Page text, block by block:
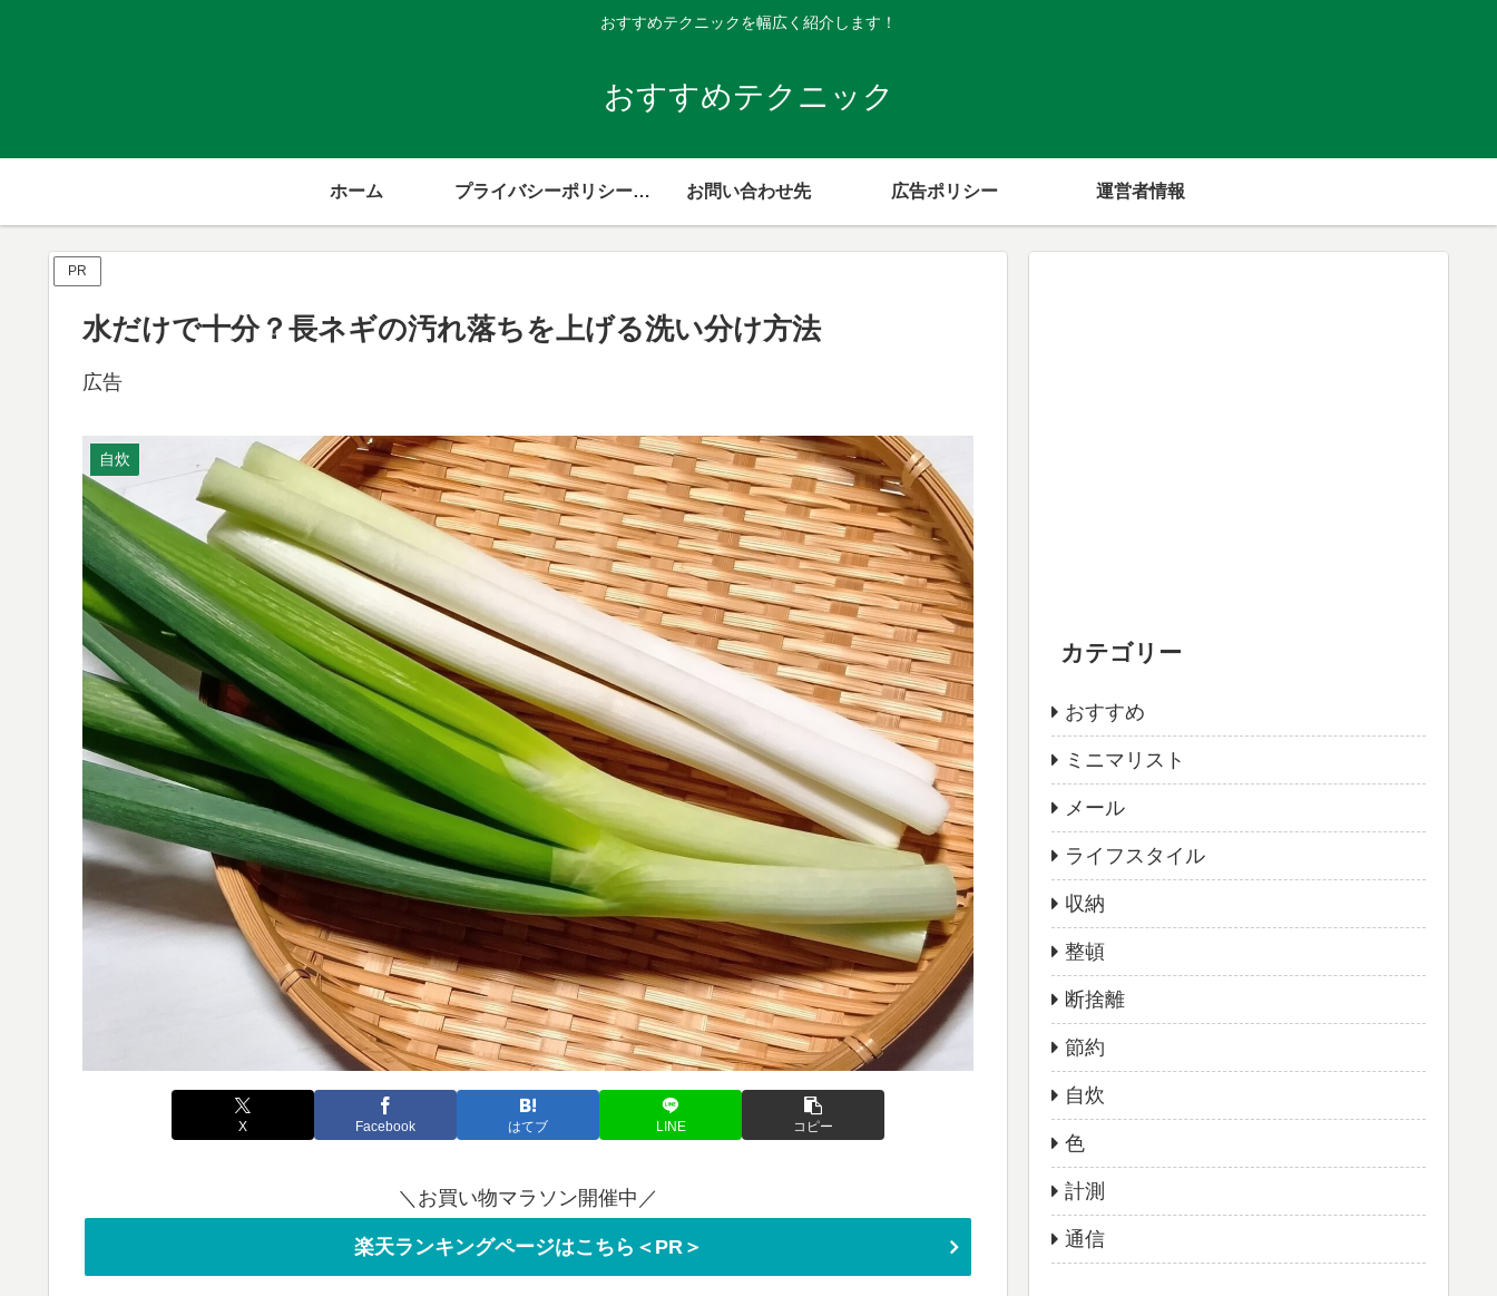
おすすめテクニックを幅広く紹介します！
おすすめテクニック
ホーム プライバシーポリシー・免責事項 お問い合わせ先 広告ポリシー 運営者情報
PR
水だけで十分？長ネギの汚れ落ちを上げる洗い分け方法
広告
自炊
X Facebook はてブ LINE コピー
＼お買い物マラソン開催中／
楽天ランキングページはこちら＜PR＞
カテゴリー
おすすめ
ミニマリスト
メール
ライフスタイル
収納
整頓
断捨離
節約
自炊
色
計測
通信